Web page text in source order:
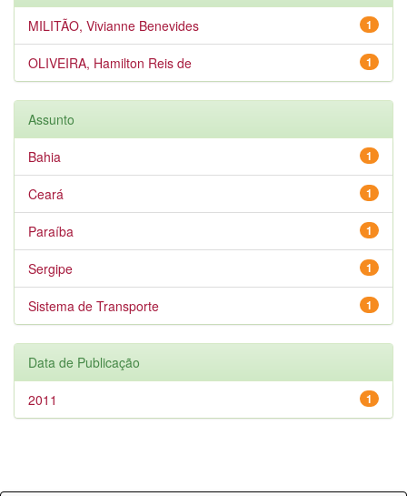
1
MILITÃO, Vivianne Benevides
1
OLIVEIRA, Hamilton Reis de
Assunto
1
Bahia
1
Ceará
1
Paraíba
1
Sergipe
1
Sistema de Transporte
Data de Publicação
1
2011